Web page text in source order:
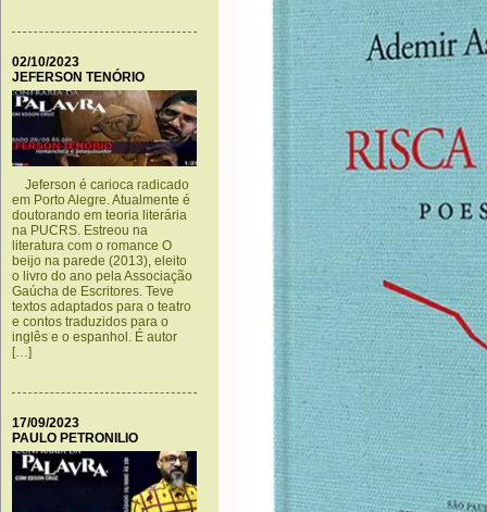
02/10/2023
JEFERSON TENÓRIO
Jeferson é carioca radicado
em Porto Alegre. Atualmente é
doutorando em teoria literária
na PUCRS. Estreou na
literatura com o romance O
beijo na parede (2013), eleito
o livro do ano pela Associação
Gaúcha de Escritores. Teve
textos adaptados para o teatro
e contos traduzidos para o
inglês e o espanhol. É autor
[…]
17/09/2023
PAULO PETRONILIO